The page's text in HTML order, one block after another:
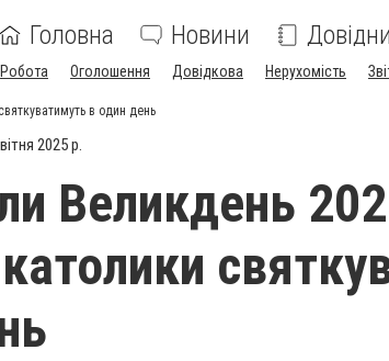
Головна Новини
Робота Оголошення Довідкова Нерухомість
в один день
2025 р.
Великдень